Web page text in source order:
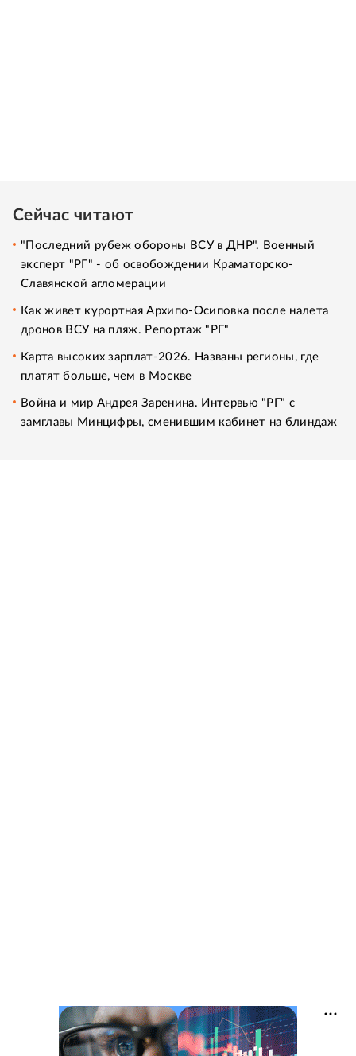
Сейчас читают
"Последний рубеж обороны ВСУ в ДНР". Военный
эксперт "РГ" - об освобождении Краматорско-
Славянской агломерации
Как живет курортная Архипо-Осиповка после налета
дронов ВСУ на пляж. Репортаж "РГ"
Карта высоких зарплат-2026. Названы регионы, где
платят больше, чем в Москве
Война и мир Андрея Заренина. Интервью "РГ" с
замглавы Минцифры, сменившим кабинет на блиндаж